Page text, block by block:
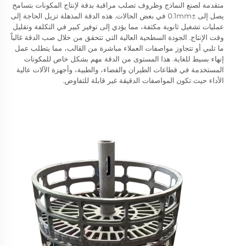
متقدمة لصنع النماذج وظروف تصلب مراقبة بدقة لإنتاج المكونات بتسامح
يصل إلى ±0.1mm في بعض الحالات. هذه الدقة المذهلة تزيل الحاجة إلى
عمليات تشغيل ثانوية مكثفة، مما يؤدي إلى توفير كبير في التكلفة وتقليل
وقت الإنتاج. الجودة السطحية العالية التي تتحقق من خلال صب الدقة غالباً
ما تلبي أو تتجاوز مواصفات العملاء مباشرة من القالب، مما يتطلب عمل
إنهاء بسيط للغاية. هذا المستوى من الدقة مهم بشكل خاص للمكونات
المستخدمة في قطاعات الطيران والفضاء، والطبية، وأجهزة الآلات عالية
الأداء حيث تكون المواصفات الدقيقة غير قابلة للتفاوض.